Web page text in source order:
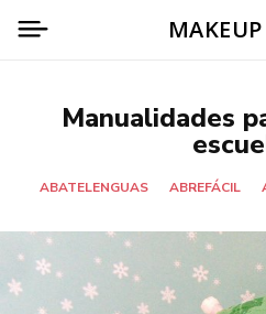
Manualidades
ABATELENGUAS ABREFÁCIL